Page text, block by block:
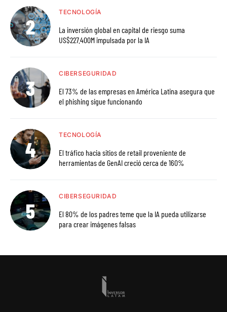
TECNOLOGÍA
La inversión global en capital de riesgo suma
US$227.400M impulsada por la IA
CIBERSEGURIDAD
El 73% de las empresas en América Latina asegura que
el phishing sigue funcionando
TECNOLOGÍA
El tráfico hacia sitios de retail proveniente de
herramientas de GenAI creció cerca de 160%
CIBERSEGURIDAD
El 80% de los padres teme que la IA pueda utilizarse
para crear imágenes falsas